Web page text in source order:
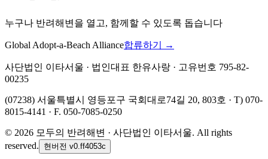
누구나 반려해변을 열고, 함께할 수 있도록 돕습니다
Global Adopt-a-Beach Alliance합류하기 →
사단법인 이타서울 · 법인대표 한유사랑 · 고유번호 795-82-
00235
(07238) 서울특별시 영등포구 국회대로74길 20, 803호 · T) 070-
8015-4141 · F. 050-7085-0250
© 2026 모두의 반려해변 · 사단법인 이타서울. All rights
reserved.
현버전 v0.ff4053c